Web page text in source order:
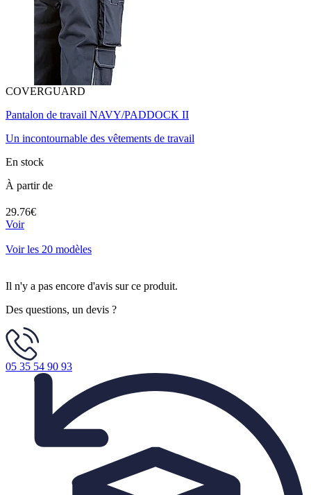
COVERGUARD
Pantalon de travail NAVY/PADDOCK II
Un incontournable des vêtements de travail
En stock
À partir de
29.76€
Voir
Voir les 20 modèles
Il n'y a pas encore d'avis sur ce produit.
Des questions, un devis ?
05 35 54 90 93